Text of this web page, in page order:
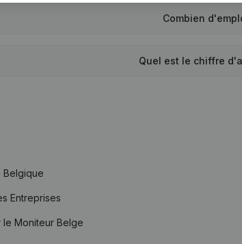
Combien
Quel est le chiffre
Belgique
Entreprises
le Moniteur Belge